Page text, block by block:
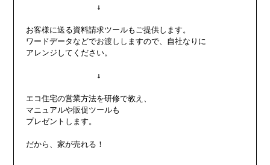
↓
お客様に送る資料請求ツールもご提供します。
ワードデータなどでお渡ししますので、自社なりに
アレンジしてください。
↓
エコ住宅の営業方法を研修で教え、
マニュアルや販促ツールも
プレゼントします。
だから、家が売れる！